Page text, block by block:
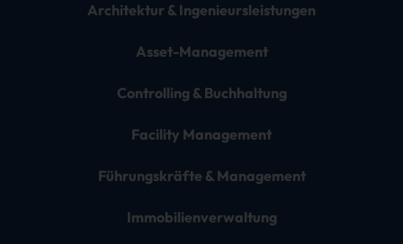
Architektur & Ingenieursleistungen
Asset-Management
Controlling & Buchhaltung
Facility Management
Führungskräfte & Management
Immobilienverwaltung